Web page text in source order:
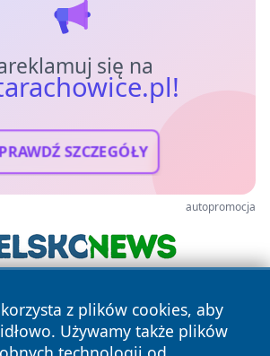
się na
SZCZEGÓŁY
autopromocja
z plików cookies, aby
Używamy także plików